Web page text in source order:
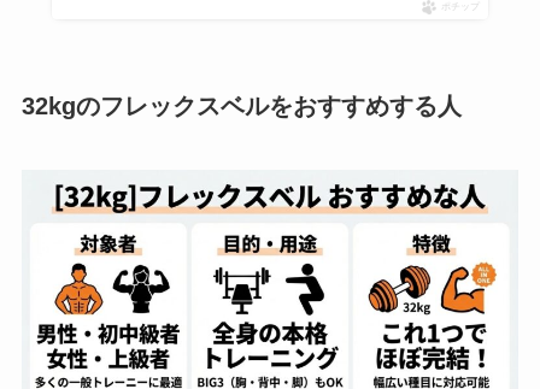
ポチップ
32kgのフレックスベルをおすすめする人